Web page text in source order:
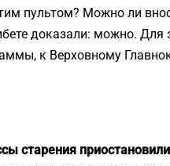
пультом? Можно ли
доказали: можно. Для
к Верховному
старения